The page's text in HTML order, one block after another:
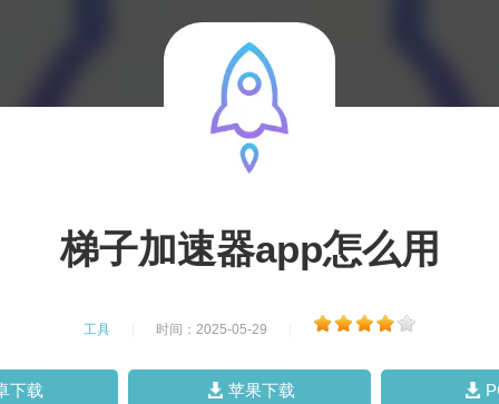
梯子加速器app怎么用
工具 时间：2025-05-29
下载 苹果下载